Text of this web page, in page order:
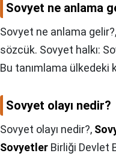
Sovyet ne anlama
Sovyet ne anlama gelir?,
sözcük. Sovyet halkı:
Bu tanımlama ülkedeki
Sovyet olayı nedir?
Sovyet olayı nedir?,
Sovyetler Birliği Devlet